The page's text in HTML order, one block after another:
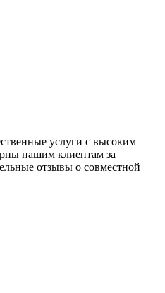
услуги с высоким
нашим клиентам за
отзывы о совместной